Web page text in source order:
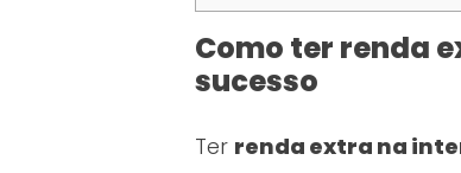
Como ter renda
sucesso
Ter renda extra na